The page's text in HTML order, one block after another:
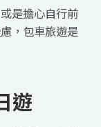
是擔心自行前
，包車旅遊是
遊